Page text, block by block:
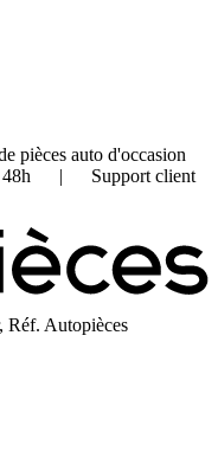
pièces auto d'occasion
48h | Support client
Réf. Autopièces